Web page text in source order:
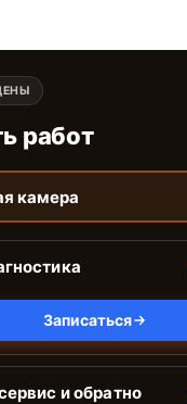
работ
камера
Записаться
и обратно